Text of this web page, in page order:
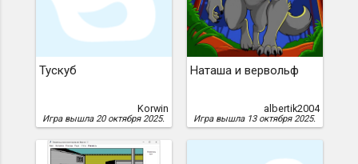
Тускуб
Korwin
Игра вышла 20 октября 2025.
Наташа и вервольф
albertik2004
Игра вышла 13 октября 2025.